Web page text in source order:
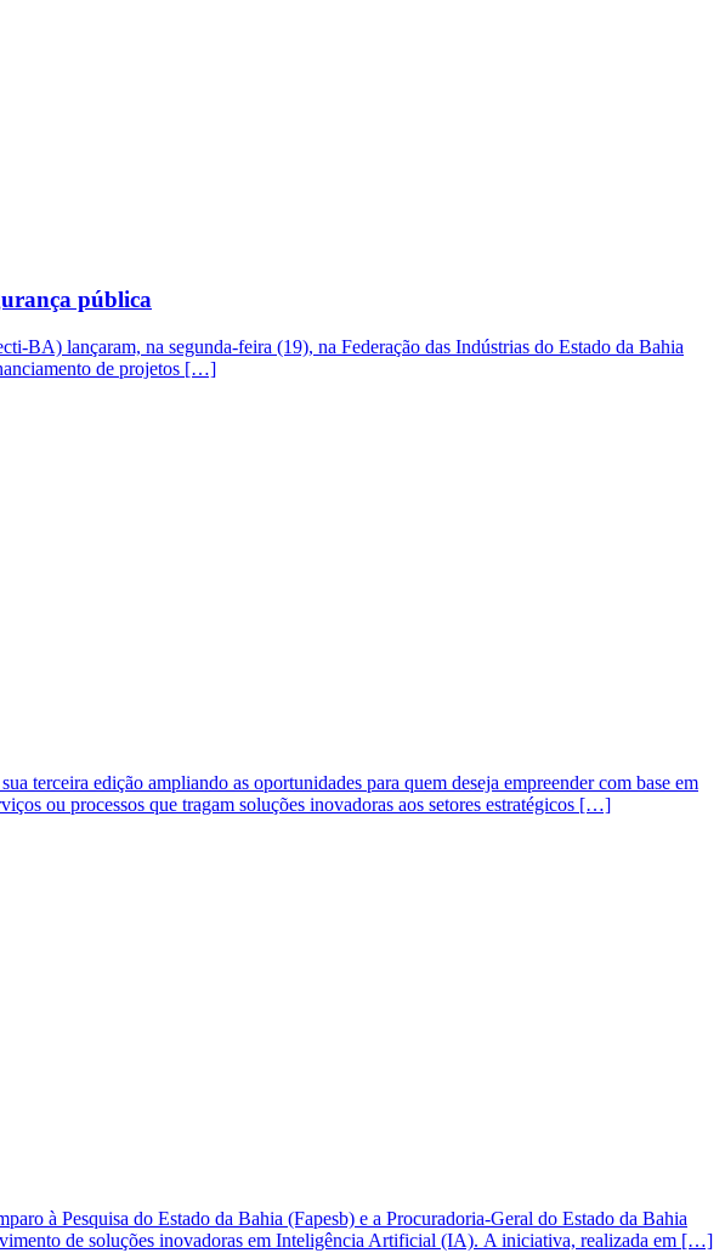
pública
BA) lançaram, na segunda-feira (19), na Federação das Indústrias do Estado da Bahia
de projetos […]
terceira edição ampliando as oportunidades para quem deseja empreender com base em
ou processos que tragam soluções inovadoras aos setores estratégicos […]
à Pesquisa do Estado da Bahia (Fapesb) e a Procuradoria-Geral do Estado da Bahia
de soluções inovadoras em Inteligência Artificial (IA). A iniciativa, realizada em […]